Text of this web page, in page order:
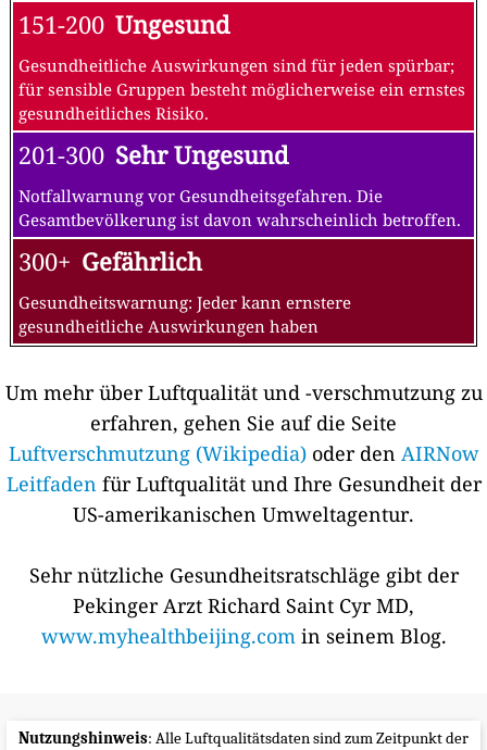
151-200 Ungesund
Gesundheitliche Auswirkungen sind für jeden spürbar;
für sensible Gruppen besteht möglicherweise ein ernstes
gesundheitliches Risiko.
201-300 Sehr Ungesund
Notfallwarnung vor Gesundheitsgefahren. Die
Gesamtbevölkerung ist davon wahrscheinlich betroffen.
300+ Gefährlich
Gesundheitswarnung: Jeder kann ernstere
gesundheitliche Auswirkungen haben
Um mehr über Luftqualität und -verschmutzung zu
erfahren, gehen Sie auf die Seite
Luftverschmutzung (Wikipedia)oder den AIRNow
Leitfaden für Luftqualität und Ihre Gesundheit der
US-amerikanischen Umweltagentur.
Sehr nützliche Gesundheitsratschläge gibt der
Pekinger Arzt Richard Saint Cyr MD,
www.myhealthbeijing.comin seinem Blog.
Nutzungshinweis: Alle Luftqualitätsdaten sind zum Zeitpunkt der